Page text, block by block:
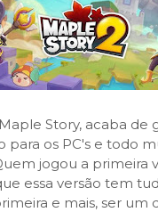
Story, acaba de
para os PC's e todo
jogou a primeira
essa versão tem
e mais, ser um